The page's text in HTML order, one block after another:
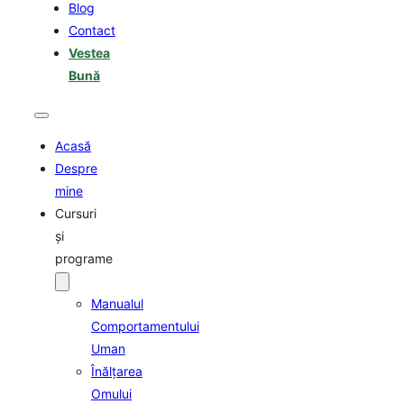
Blog
Contact
Vestea
Bună
Acasă
Despre
mine
Cursuri
şi
programe
Manualul
Comportamentului
Uman
Înălţarea
Omului